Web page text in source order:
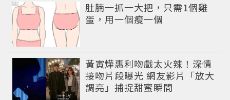
肚腩一抓一大把，只需1個雞
蛋，用一個瘦一個
PR
黃寅燁惠利吻戲太火辣！深情
接吻片段曝光 網友影片「放大
調亮」捕捉甜蜜瞬間